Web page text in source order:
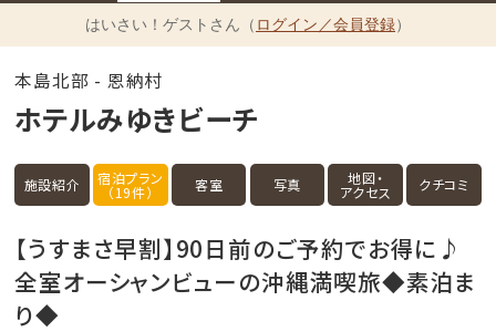
はいさい！ ゲストさん（ ログイン／会員登録）
本島北部 - 恩納村
ホテルみゆきビーチ
施設紹介 宿泊プラン
（19件） 客室 写真 地図・
アクセス クチコミ
【うすまさ早割】90日前のご予約でお得に♪
全室オーシャンビューの沖縄満喫旅◆素泊ま
り◆